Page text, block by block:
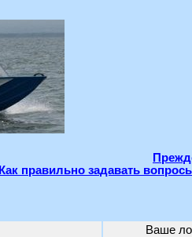
Как правильно задавать
Ваше